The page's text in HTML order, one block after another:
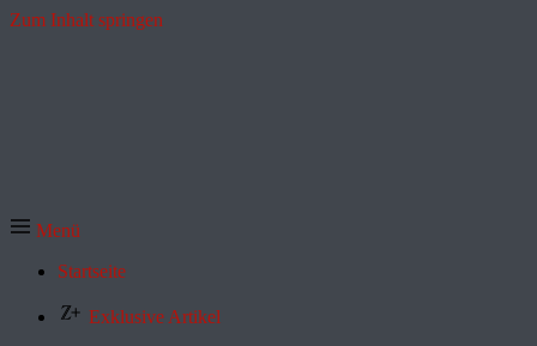
Zum Inhalt springen
Menü
Startseite
Exklusive Artikel